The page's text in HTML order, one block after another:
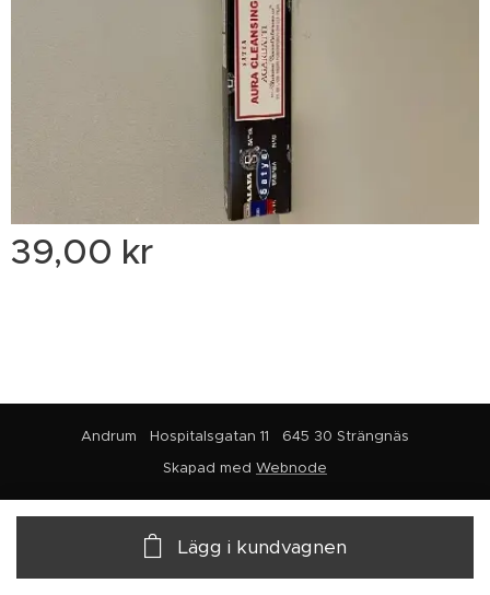
39,00 kr
Lägg i kundvagnen
Andrum Hospitalsgatan 11 645 30 Strängnäs
Skapad med Webnode